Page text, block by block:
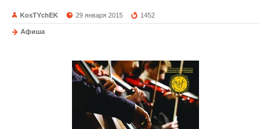
KosTYchEK 29 января 2015 1452
Афиша